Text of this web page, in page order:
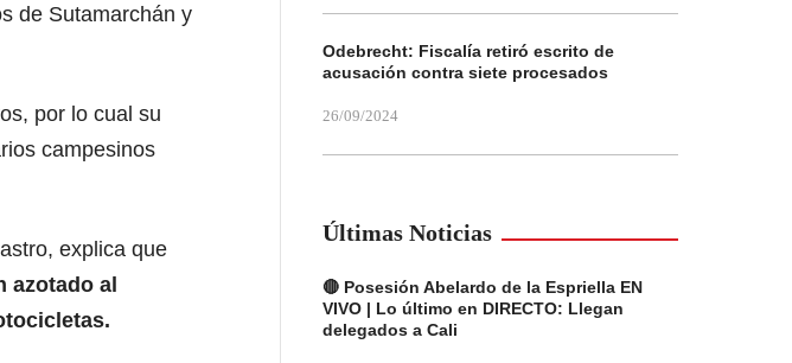
de Sutamarchán y
por lo cual su
campesinos
explica que
azotado al
Odebrecht: Fiscalía retiró escrito de
acusación contra siete procesados
26/09/2024
Últimas Noticias
🔴 Posesión Abelardo de la Espriella EN
VIVO | Lo último en DIRECTO: Llegan
delegados a Cali